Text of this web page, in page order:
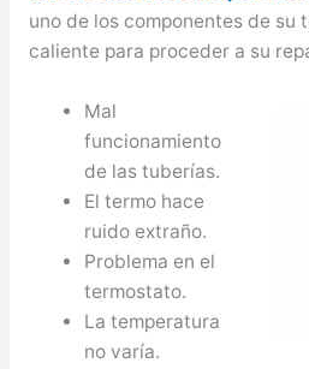
uno de los componentes de su
caliente para proceder a su
Mal
funcionamiento
de las tuberías.
El termo hace
ruido extraño.
Problema en el
termostato.
La temperatura
no varía.